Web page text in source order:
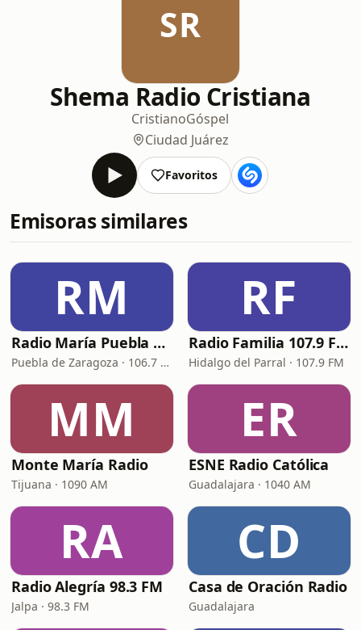
SR
Shema Radio Cristiana
CristianoGóspel
Ciudad Juárez
Favoritos
Emisoras similares
RM
Radio María Puebla de Zaragoza
Puebla de Zaragoza · 106.7 FM
RF
Radio Familia 107.9 FM
Hidalgo del Parral · 107.9 FM
MM
Monte María Radio
Tijuana · 1090 AM
ER
ESNE Radio Católica
Guadalajara · 1040 AM
RA
Radio Alegría 98.3 FM
Jalpa · 98.3 FM
CD
Casa de Oración Radio
Guadalajara